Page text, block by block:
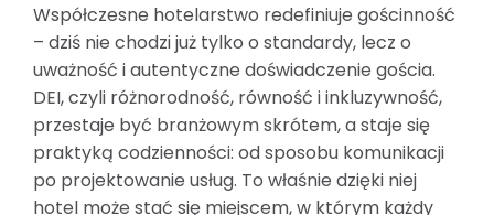
Współczesne hotelarstwo redefiniuje gościnność
– dziś nie chodzi już tylko o standardy, lecz o
uważność i autentyczne doświadczenie gościa.
DEI, czyli różnorodność, równość i inkluzywność,
przestaje być branżowym skrótem, a staje się
praktyką codzienności: od sposobu komunikacji
po projektowanie usług. To właśnie dzięki niej
hotel może stać się miejscem, w którym każdy